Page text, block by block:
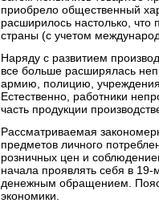
приобрело общественный
расширилось настолько, что
страны (с учетом
Наряду с развитием
все больше расширялась
армию, полицию, учреждения
Естественно, работники
часть продукции
Рассматриваемая
предметов личного
розничных цен и
начала проявлять себя в
денежным обращением.
экономики.